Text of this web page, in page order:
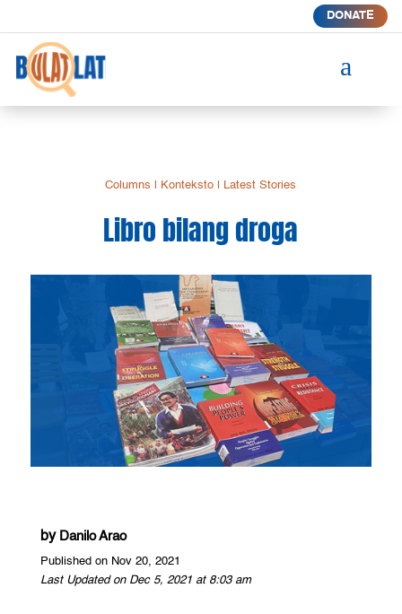
DONATE
a
Columns Konteksto Latest Stories
Libro bilang droga
by Danilo Arao
Published on Nov 20, 2021
Last Updated on Dec 5, 2021 at 8:03 am